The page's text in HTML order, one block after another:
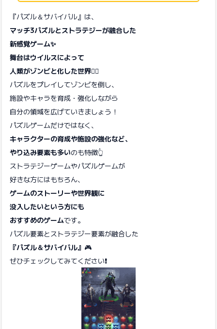
『パズル＆サバイバル』は、
マッチ3パズルとストラテジーが融合した
新感覚ゲーム✨
舞台はウイルスによって
人類がゾンビと化した世界🧟‍♂️
パズルをプレイしてゾンビを倒し、
施設やキャラを育成・強化しながら
自分の領域を広げていきましょう！
パズルゲームだけではなく、
キャラクターの育成や施設の強化など、
やり込み要素も多いのも特徴👆
ストラテジーゲームやパズルゲームが
好きな方にはもちろん、
ゲームのストーリーや世界観に
没入したいという方にも
おすすめのゲームです。
パズル要素とストラテジー要素が融合した
『パズル＆サバイバル』 🎮
ぜひチェックしてみてください❗️